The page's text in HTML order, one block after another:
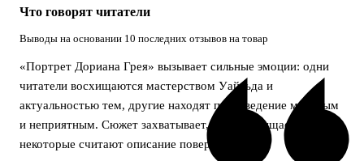
Что говорят читатели
Выводы на основании 10 последних отзывов на товар
«Портрет Дориана Грея» вызывает сильные эмоции: одни
читатели восхищаются мастерством Уайльда и
актуальностью тем, другие находят произведение мрачным
и неприятным. Сюжет захватывает, слог восхищает, но
некоторые считают описание поверхностным.